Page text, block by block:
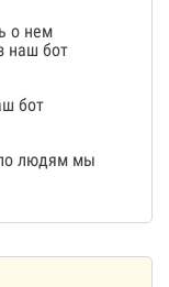
о нем
наш бот
бот
людям мы